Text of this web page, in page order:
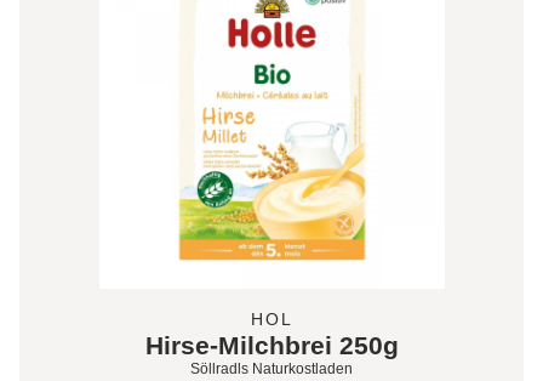
HOL
Hirse-Milchbrei 250g
Söllradls Naturkostladen